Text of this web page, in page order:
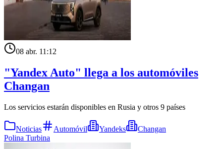
08 abr. 11:12
"Yandex Auto" llega a los automóviles
Changan
Los servicios estarán disponibles en Rusia y otros 9 países
Noticias Automóvil Yandeks
Changan
Polina Turbina